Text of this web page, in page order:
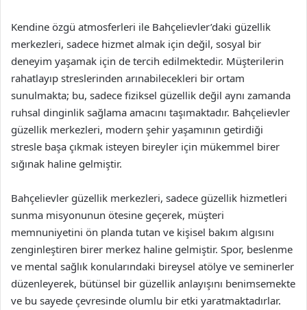
Kendine özgü atmosferleri ile Bahçelievler’daki güzellik
merkezleri, sadece hizmet almak için değil, sosyal bir
deneyim yaşamak için de tercih edilmektedir. Müşterilerin
rahatlayıp streslerinden arınabilecekleri bir ortam
sunulmakta; bu, sadece fiziksel güzellik değil aynı zamanda
ruhsal dinginlik sağlama amacını taşımaktadır. Bahçelievler
güzellik merkezleri, modern şehir yaşamının getirdiği
stresle başa çıkmak isteyen bireyler için mükemmel birer
sığınak haline gelmiştir.
Bahçelievler güzellik merkezleri, sadece güzellik hizmetleri
sunma misyonunun ötesine geçerek, müşteri
memnuniyetini ön planda tutan ve kişisel bakım algısını
zenginleştiren birer merkez haline gelmiştir. Spor, beslenme
ve mental sağlık konularındaki bireysel atölye ve seminerler
düzenleyerek, bütünsel bir güzellik anlayışını benimsemekte
ve bu sayede çevresinde olumlu bir etki yaratmaktadırlar.